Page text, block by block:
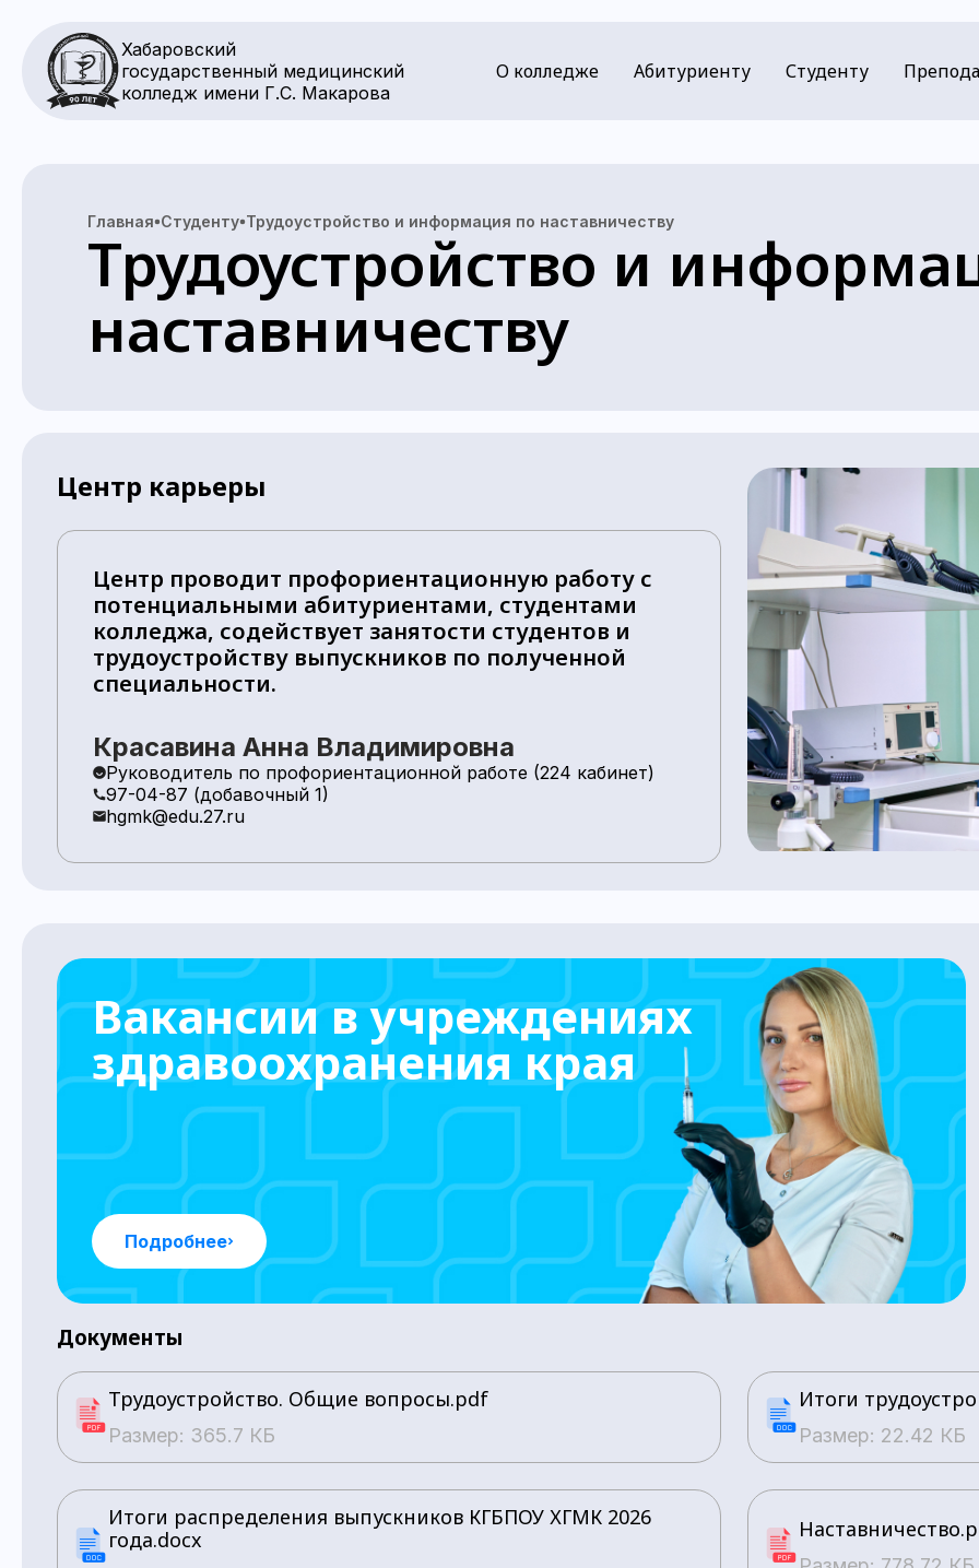
Хабаровский
государственный медицинский
колледж имени Г.С. Макарова
О колледже Абитуриенту Студенту
Главная Студенту Трудоустройство и информация по наставничеству
Трудоустройство и
наставничеству
Центр карьеры
Центр проводит профориентационную работу с
потенциальными абитуриентами, студентами
колледжа, содействует занятости студентов и
трудоустройству выпускников по полученной
специальности.
Красавина Анна Владимировна
Руководитель по профориентационной работе (224 кабинет)
97-04-87 (добавочный 1)
hgmk@edu.27.ru
Вакансии в учреждениях
здравоохранения края
Подробнее
Документы
Трудоустройство. Общие вопросы.pdf
Размер: 365.7 КБ
Итоги
Размер: 22.42 КБ
Итоги распределения выпускников КГБПОУ ХГМК 2026
года.docx